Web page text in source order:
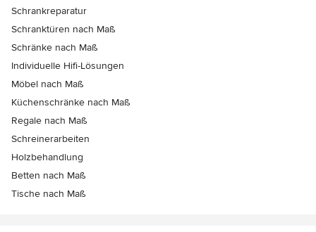
Schrankreparatur
Schranktüren nach Maß
Schränke nach Maß
Individuelle Hifi-Lösungen
Möbel nach Maß
Küchenschränke nach Maß
Regale nach Maß
Schreinerarbeiten
Holzbehandlung
Betten nach Maß
Tische nach Maß